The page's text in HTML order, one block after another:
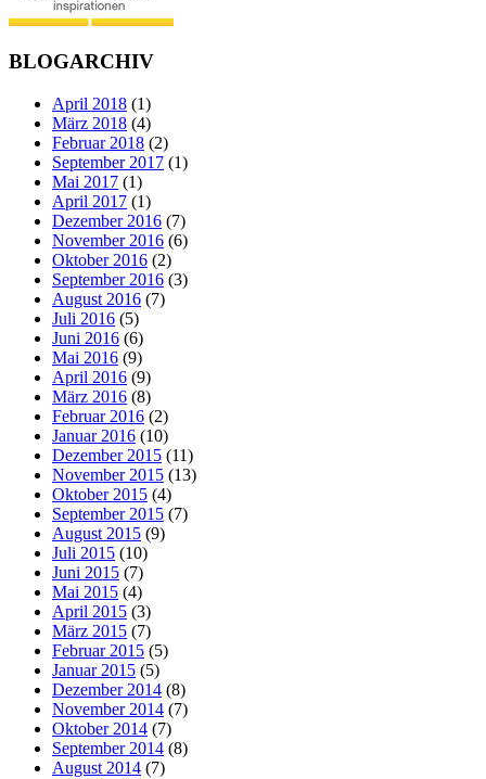
BLOGARCHIV
April 2018 (1)
März 2018 (4)
Februar 2018 (2)
September 2017 (1)
Mai 2017 (1)
April 2017 (1)
Dezember 2016 (7)
November 2016 (6)
Oktober 2016 (2)
September 2016 (3)
August 2016 (7)
Juli 2016 (5)
Juni 2016 (6)
Mai 2016 (9)
April 2016 (9)
März 2016 (8)
Februar 2016 (2)
Januar 2016 (10)
Dezember 2015 (11)
November 2015 (13)
Oktober 2015 (4)
September 2015 (7)
August 2015 (9)
Juli 2015 (10)
Juni 2015 (7)
Mai 2015 (4)
April 2015 (3)
März 2015 (7)
Februar 2015 (5)
Januar 2015 (5)
Dezember 2014 (8)
November 2014 (7)
Oktober 2014 (7)
September 2014 (8)
August 2014 (7)